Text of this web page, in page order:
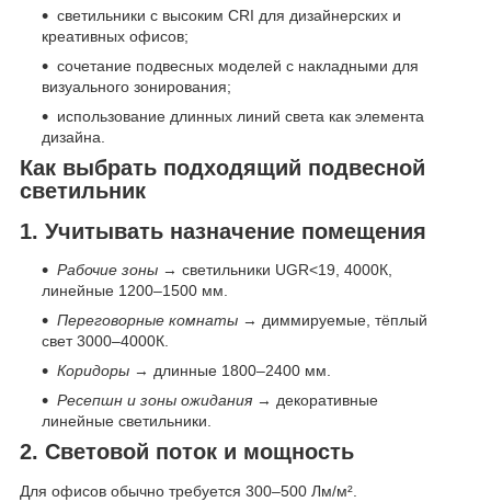
светильники с высоким CRI для дизайнерских и
креативных офисов;
сочетание подвесных моделей с накладными для
визуального зонирования;
использование длинных линий света как элемента
дизайна.
Как выбрать подходящий подвесной
светильник
1. Учитывать назначение помещения
Рабочие зоны → светильники UGR<19, 4000К,
линейные 1200–1500 мм.
Переговорные комнаты → диммируемые, тёплый
свет 3000–4000К.
Коридоры → длинные 1800–2400 мм.
Ресепшн и зоны ожидания → декоративные
линейные светильники.
2. Световой поток и мощность
Для офисов обычно требуется 300–500 Лм/м².